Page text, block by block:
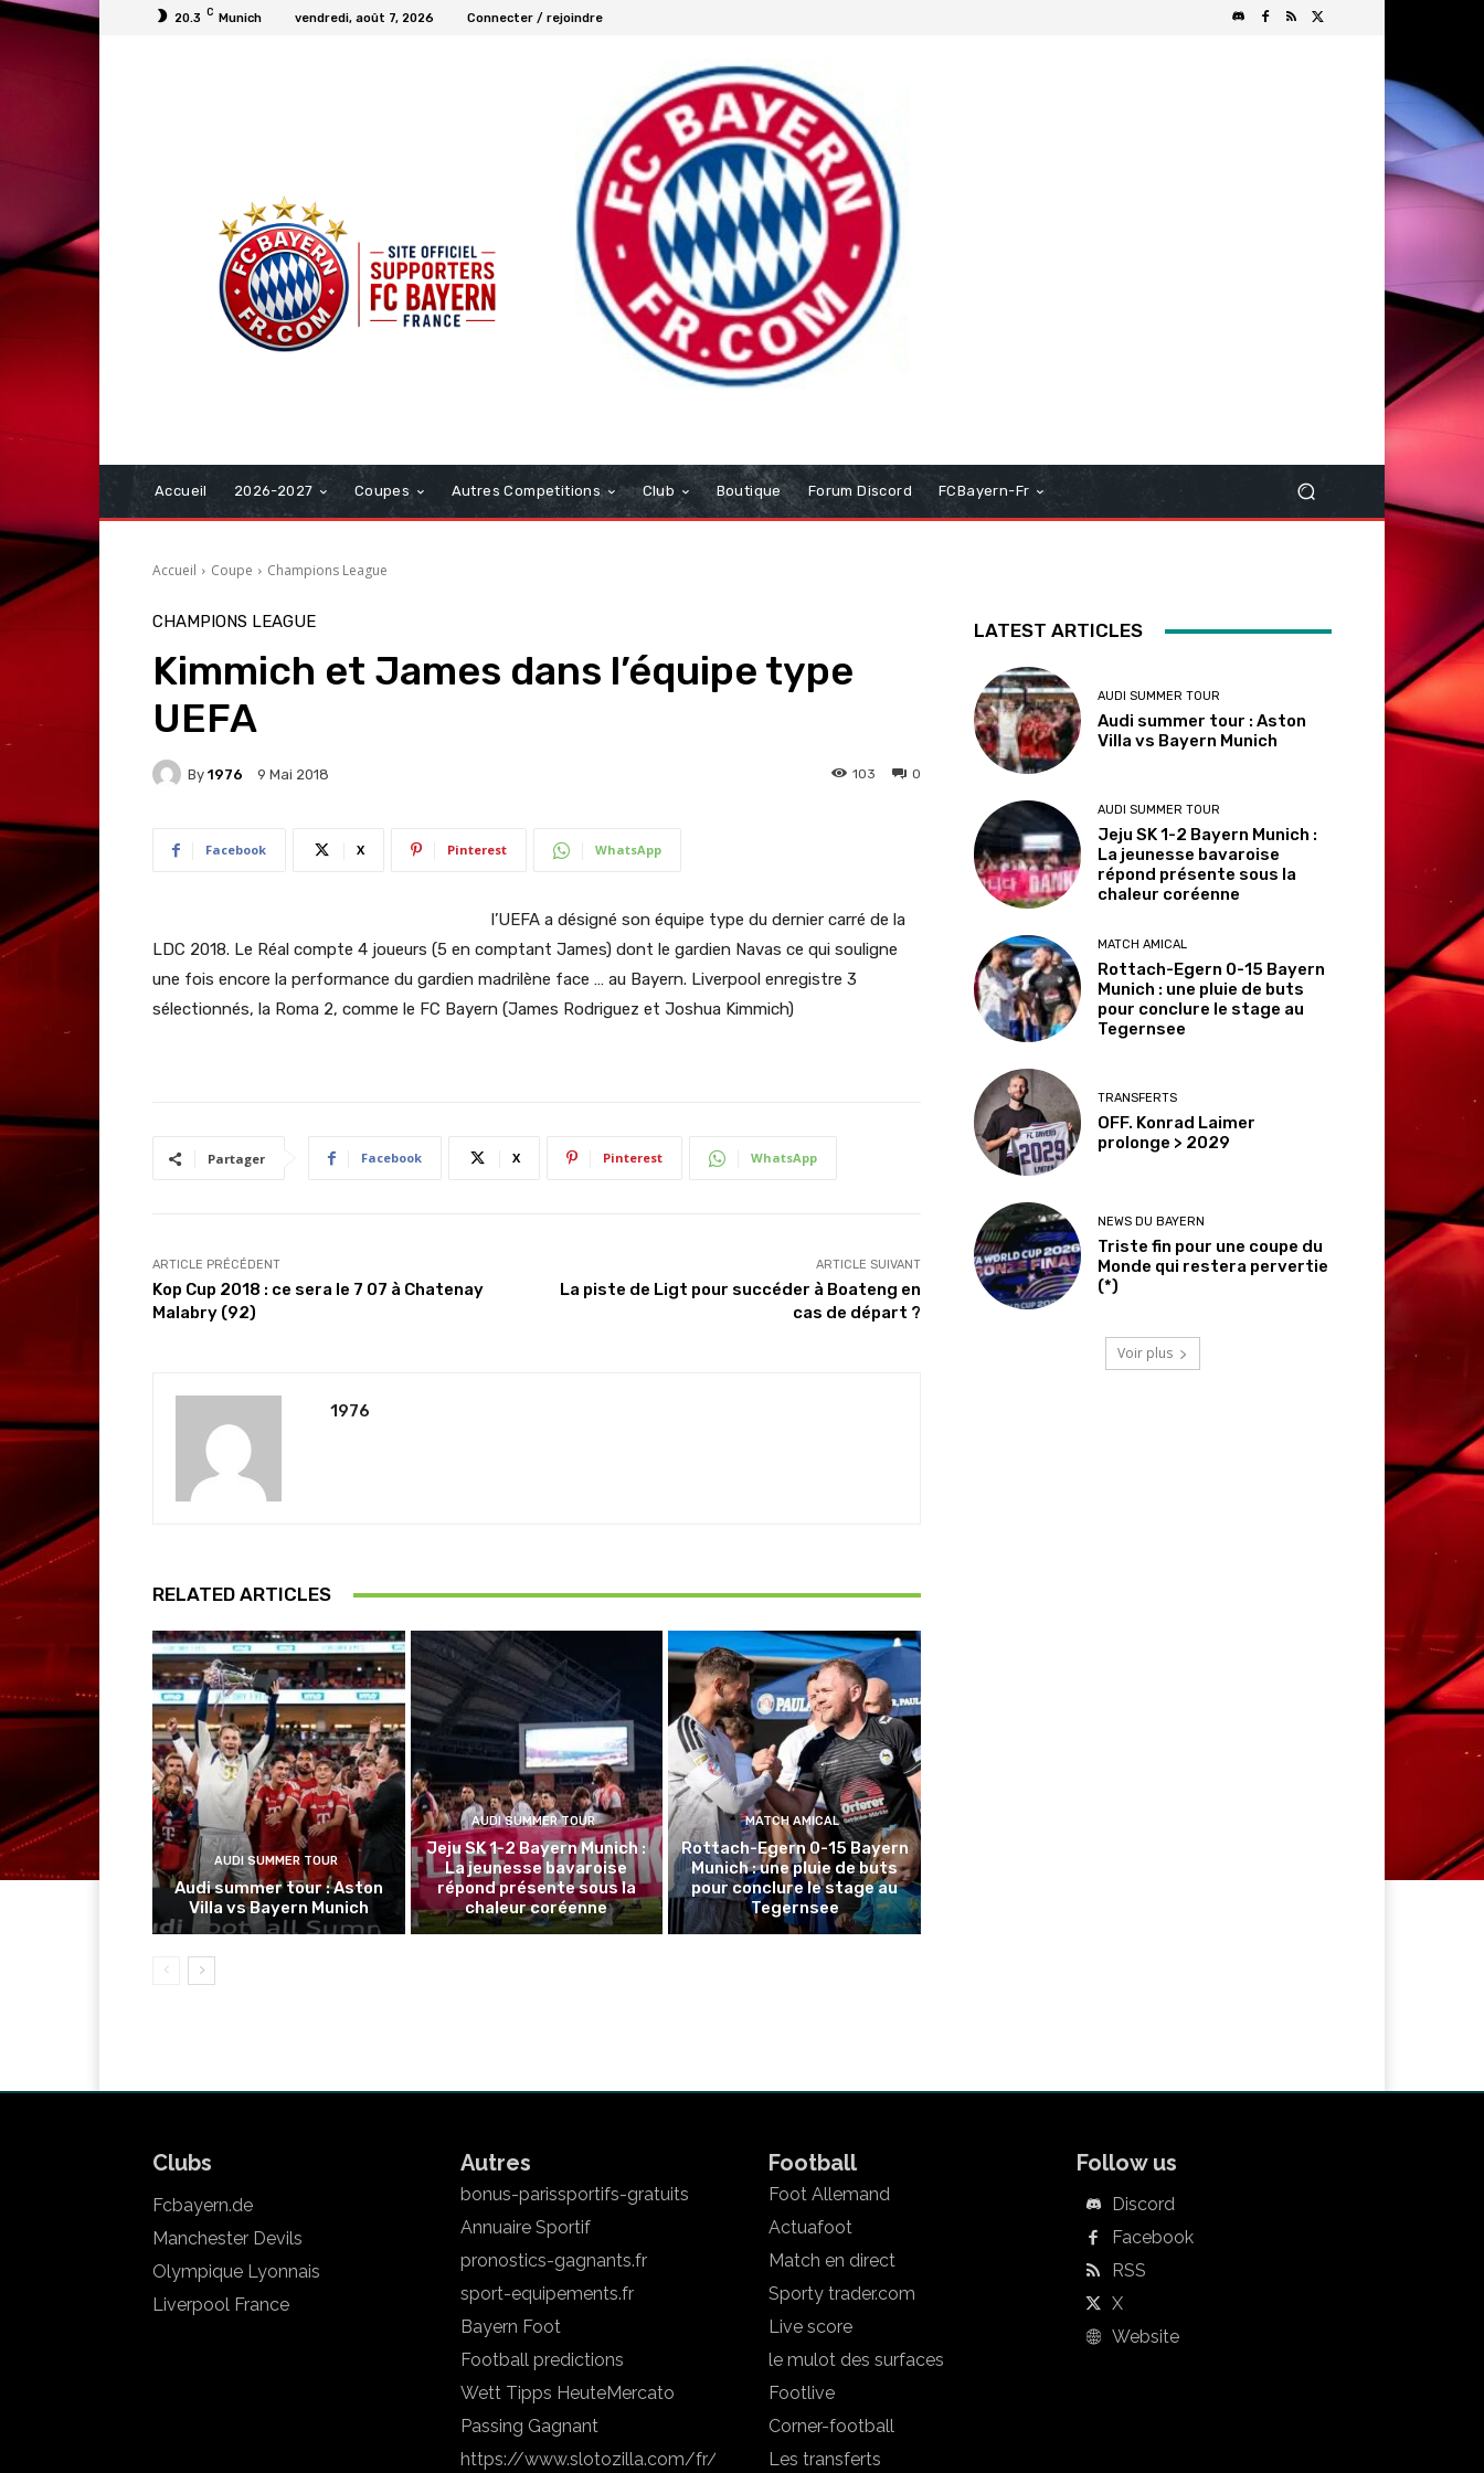
20.3 C Munich vendredi, août 7, 2026 Connecter / rejoindre
Accueil 2026-2027 Coupes Autres Competitions Club Boutique Forum Discord FCBayern-Fr
Accueil Coupe Champions League
CHAMPIONS LEAGUE
Kimmich et James dans l’équipe type
UEFA
By 1976 9 Mai 2018 0
103
Facebook X Pinterest WhatsApp
l’UEFA a désigné son équipe type du dernier carré de la
LDC 2018. Le Réal compte 4 joueurs (5 en comptant James) dont le gardien Navas ce qui souligne
une fois encore la performance du gardien madrilène face … au Bayern. Liverpool enregistre 3
sélectionnés, la Roma 2, comme le FC Bayern (James Rodriguez et Joshua Kimmich)
Partager Facebook X Pinterest WhatsApp
ARTICLE PRÉCÉDENT
Kop Cup 2018 : ce sera le 7 07 à Chatenay
Malabry (92)
ARTICLE SUIVANT
La piste de Ligt pour succéder à Boateng en
cas de départ ?
1976
RELATED ARTICLES
AUDI SUMMER TOUR
Audi summer tour : Aston
Villa vs Bayern Munich
AUDI SUMMER TOUR
Jeju SK 1-2 Bayern Munich :
La jeunesse bavaroise
répond présente sous la
chaleur coréenne
MATCH AMICAL
Rottach-Egern 0-15 Bayern
Munich : une pluie de buts
pour conclure le stage au
Tegernsee
LATEST ARTICLES
AUDI SUMMER TOUR
Audi summer tour : Aston
Villa vs Bayern Munich
AUDI SUMMER TOUR
Jeju SK 1-2 Bayern Munich :
La jeunesse bavaroise
répond présente sous la
chaleur coréenne
MATCH AMICAL
Rottach-Egern 0-15 Bayern
Munich : une pluie de buts
pour conclure le stage au
Tegernsee
TRANSFERTS
OFF. Konrad Laimer
prolonge > 2029
NEWS DU BAYERN
Triste fin pour une coupe du
Monde qui restera pervertie
(*)
Voir plus
Clubs
Fcbayern.de
Manchester Devils
Olympique Lyonnais
Liverpool France
Autres
bonus-parissportifs-gratuits
Annuaire Sportif
pronostics-gagnants.fr
sport-equipements.fr
Bayern Foot
Football predictions
Wett Tipps HeuteMercato
Passing Gagnant
https://www.slotozilla.com/fr/
Football
Foot Allemand
Actuafoot
Match en direct
Sporty trader.com
Live score
le mulot des surfaces
Footlive
Corner-football
Les transferts
Follow us
Discord
Facebook
RSS
X
Website